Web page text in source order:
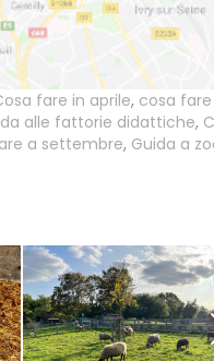
fare in aprile, cosa
alle fattorie didattiche,
a settembre, Guida a